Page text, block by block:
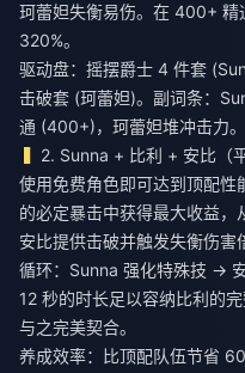
珂蕾妲失衡易伤。在 400+
320%。
驱动盘：摇摆爵士 4 件套
击破套 (珂蕾妲)。副词条：
通 (400+)，珂蕾妲堆冲击力。
2. Sunna + 比利 + 安比（
使用免费角色即可达到顶配性
的必定暴击中获得最大收益，
安比提供击破并触发失衡伤害
循环：Sunna 强化特殊技 →
12 秒的时长足以容纳比利的
与之完美契合。
养成效率：比顶配队伍节省